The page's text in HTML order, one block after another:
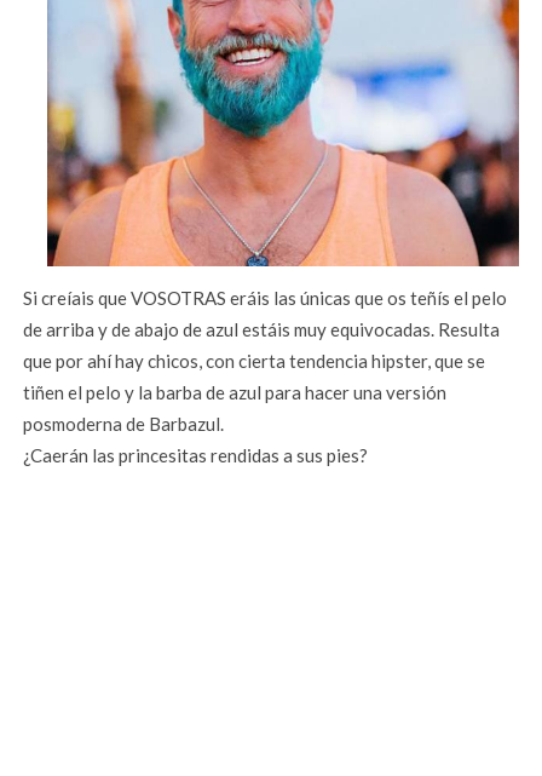
Si creíais que VOSOTRAS eráis las únicas que os teñís el pelo
de arriba y de abajo de azul estáis muy equivocadas. Resulta
que por ahí hay chicos, con cierta tendencia hipster, que se
tiñen el pelo y la barba de azul para hacer una versión
posmoderna de Barbazul.
¿Caerán las princesitas rendidas a sus pies?